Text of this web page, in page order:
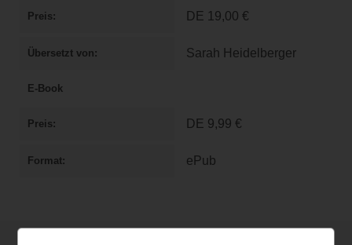
Preis DE 19,00 €
Übersetzt von Sarah Heidelberger
E-Book
Preis DE 9,99 €
Format ePub